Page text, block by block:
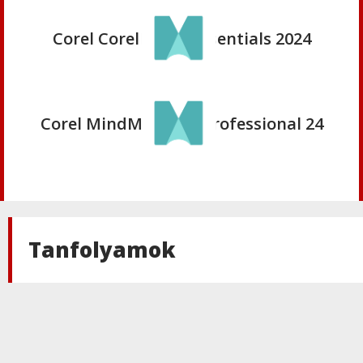
Corel
Corel CorelDRAW Essentials 2024
Corel
Corel MindManager Professional 24
Tanfolyamok